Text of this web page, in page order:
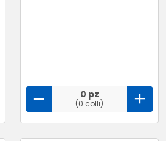
0 pz
(0 colli)